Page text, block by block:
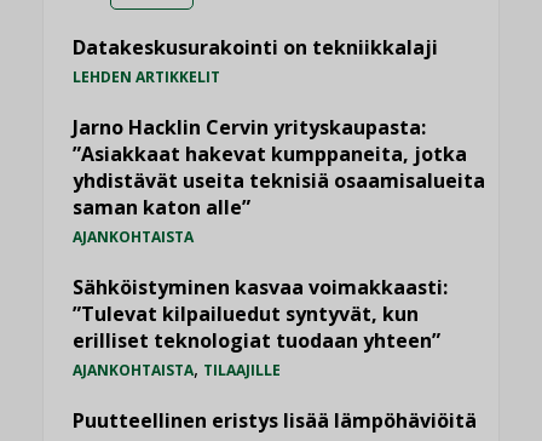
Datakeskusurakointi on tekniikkalaji
LEHDEN ARTIKKELIT
Jarno Hacklin Cervin yrityskaupasta:
”Asiakkaat hakevat kumppaneita, jotka
yhdistävät useita teknisiä osaamisalueita
saman katon alle”
AJANKOHTAISTA
Sähköistyminen kasvaa voimakkaasti:
”Tulevat kilpailuedut syntyvät, kun
erilliset teknologiat tuodaan yhteen”
AJANKOHTAISTA, TILAAJILLE
Puutteellinen eristys lisää lämpöhäviöitä